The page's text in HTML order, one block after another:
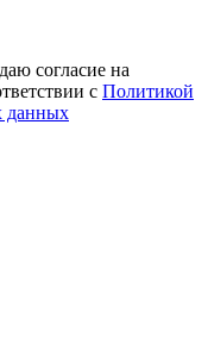
согласие на
с Политикой
данных